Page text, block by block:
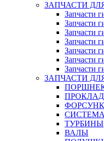
ЗАПЧАСТИ
Запчасти
Запчасти
Запчасти
Запчасти
Запчасти
Запчасти
Запчасти
ЗАПЧАСТИ
ТУРБИНЫ
ВАЛЫ